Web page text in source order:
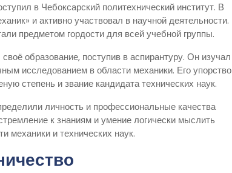
в Чебоксарский политехнический институт. В
и активно участвовал в научной деятельности.
предметом гордости для всей учебной группы.
образование, поступив в аспирантуру. Он изучал
исследованием в области механики. Его упорство
степень и звание кандидата технических наук.
личность и профессиональные качества
к знаниям и умение логически мыслить
механики и технических наук.